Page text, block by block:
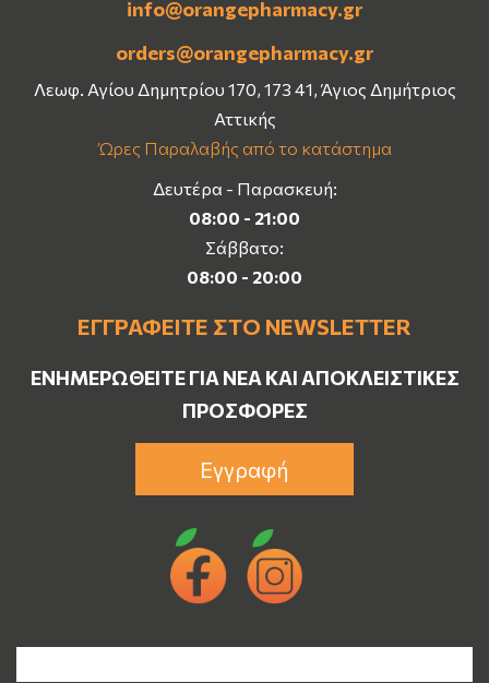
info@orangepharmacy.gr
orders@orangepharmacy.gr
Λεωφ. Αγίου Δημητρίου 170, 173 41, Άγιος Δημήτριος
Αττικής
Ώρες Παραλαβής από το κατάστημα
Δευτέρα - Παρασκευή:
08:00 - 21:00
Σάββατο:
08:00 - 20:00
ΕΓΓΡΑΦΕΊΤΕ ΣΤΟ NEWSLETTER
ΕΝΗΜΕΡΩΘΕΊΤΕ ΓΙΑ ΝΈΑ ΚΑΙ ΑΠΟΚΛΕΙΣΤΙΚΈΣ
ΠΡΟΣΦΟΡΈΣ
Εγγραφή